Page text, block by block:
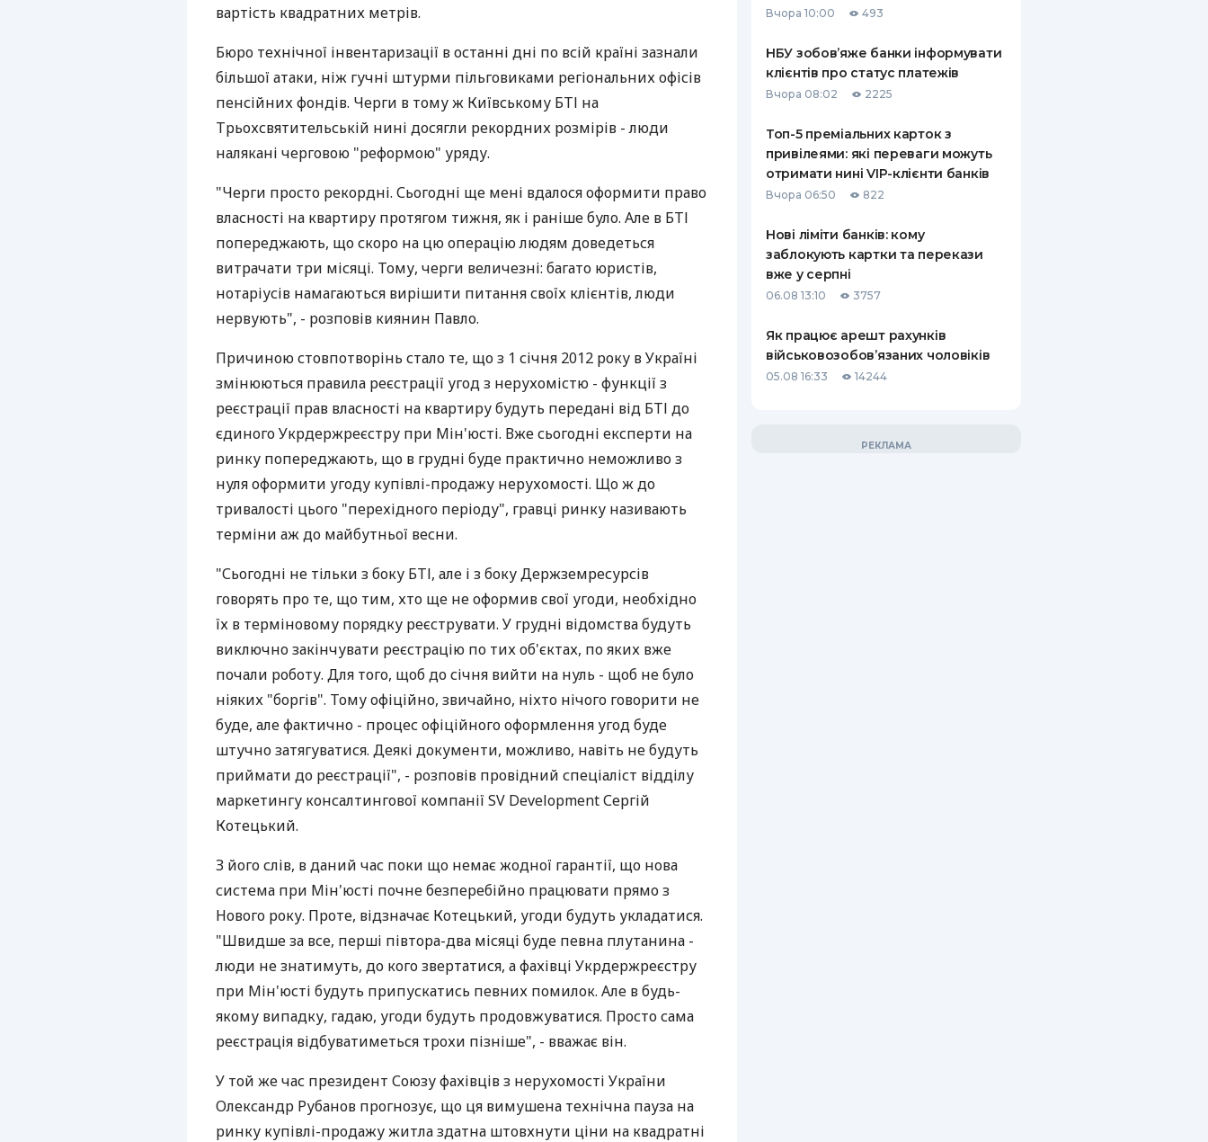
КАРТОК
ЩОМІСЯЧНИЙ ОГЛЯД
ПУТІВНИКИ ПО
СТРАХУВАННЮ
ВСІ СТРАХОВІ ПОЛІСИ
ВІДГУКИ ПРО СТРАХОВІ
КОМПАНІЇ
КОНТАКТИ
вартість квадратних метрів.
Бюро технічної інвентаризації в останні дні по всій країні зазнали
більшої атаки, ніж гучні штурми пільговиками регіональних офісів
пенсійних фондів. Черги в тому ж Київському БТІ на
Трьохсвятительській нині досягли рекордних розмірів - люди
налякані черговою "реформою" уряду.
"Черги просто рекордні. Сьогодні ще мені вдалося оформити право
власності на квартиру протягом тижня, як і раніше було. Але в БТІ
попереджають, що скоро на цю операцію людям доведеться
витрачати три місяці. Тому, черги величезні: багато юристів,
нотаріусів намагаються вирішити питання своїх клієнтів, люди
нервують", - розповів киянин Павло.
Причиною стовпотворінь стало те, що з 1 січня 2012 року в Україні
змінюються правила реєстрації угод з нерухомістю - функції з
реєстрації прав власності на квартиру будуть передані від БТІ до
єдиного Укрдержреєстру при Мін'юсті. Вже сьогодні експерти на
ринку попереджають, що в грудні буде практично неможливо з
нуля оформити угоду купівлі-продажу нерухомості. Що ж до
тривалості цього "перехідного періоду", гравці ринку називають
терміни аж до майбутньої весни.
"Сьогодні не тільки з боку БТІ, але і з боку Держземресурсів
говорять про те, що тим, хто ще не оформив свої угоди, необхідно
їх в терміновому порядку реєструвати. У грудні відомства будуть
виключно закінчувати реєстрацію по тих об'єктах, по яких вже
почали роботу. Для того, щоб до січня вийти на нуль - щоб не було
ніяких "боргів". Тому офіційно, звичайно, ніхто нічого говорити не
буде, але фактично - процес офіційного оформлення угод буде
штучно затягуватися. Деякі документи, можливо, навіть не будуть
приймати до реєстрації", - розповів провідний спеціаліст відділу
маркетингу консалтингової компанії SV Development Сергій
Котецький.
З його слів, в даний час поки що немає жодної гарантії, що нова
система при Мін'юсті почне безперебійно працювати прямо з
Нового року. Проте, відзначає Котецький, угоди будуть укладатися.
"Швидше за все, перші півтора-два місяці буде певна плутанина -
люди не знатимуть, до кого звертатися, а фахівці Укрдержреєстру
при Мін'юсті будуть припускатись певних помилок. Але в будь-
якому випадку, гадаю, угоди будуть продовжуватися. Просто сама
реєстрація відбуватиметься трохи пізніше", - вважає він.
У той же час президент Союзу фахівців з нерухомості України
Олександр Рубанов прогнозує, що ця вимушена технічна пауза на
ринку купівлі-продажу житла здатна штовхнути ціни на квадратні
Вчора 10:00 493
НБУ зобов’яже банки інформувати
клієнтів про статус платежів
Вчора 08:02 2225
Топ-5 преміальних карток з
привілеями: які переваги можуть
отримати нині VIP-клієнти банків
Вчора 06:50 822
Нові ліміти банків: кому
заблокують картки та перекази
вже у серпні
06.08 13:10 3757
Як працює арешт рахунків
військовозобов’язаних чоловіків
05.08 16:33 14244